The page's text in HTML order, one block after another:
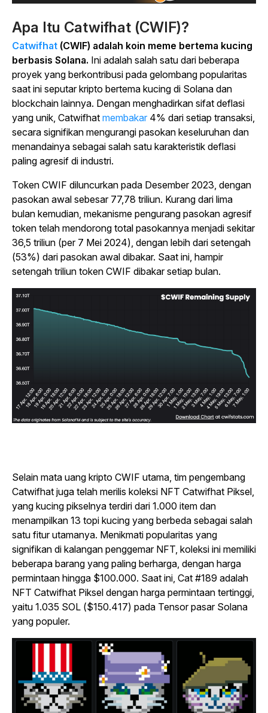
Apa Itu Catwifhat (CWIF)?
Catwifhat (CWIF) adalah koin meme bertema kucing
berbasis Solana. Ini adalah salah satu dari beberapa
proyek yang berkontribusi pada gelombang popularitas
saat ini seputar kripto bertema kucing di Solana dan
blockchain lainnya. Dengan menghadirkan sifat deflasi
yang unik, Catwifhat membakar 4% dari setiap transaksi,
secara signifikan mengurangi pasokan keseluruhan dan
menandainya sebagai salah satu karakteristik deflasi
paling agresif di industri.
Token CWIF diluncurkan pada Desember 2023, dengan
pasokan awal sebesar 77,78 triliun. Kurang dari lima
bulan kemudian, mekanisme pengurang pasokan agresif
token telah mendorong total pasokannya menjadi sekitar
36,5 triliun (per 7 Mei 2024), dengan lebih dari setengah
(53%) dari pasokan awal dibakar. Saat ini, hampir
setengah triliun token CWIF dibakar setiap bulan.
Selain mata uang kripto CWIF utama, tim pengembang
Catwifhat juga telah merilis koleksi NFT Catwifhat Piksel,
yang kucing pikselnya terdiri dari 1.000 item dan
menampilkan 13 topi kucing yang berbeda sebagai salah
satu fitur utamanya. Menikmati popularitas yang
signifikan di kalangan penggemar NFT, koleksi ini memiliki
beberapa barang yang paling berharga, dengan harga
permintaan hingga $100.000. Saat ini, Cat #189 adalah
NFT Catwifhat Piksel dengan harga permintaan tertinggi,
yaitu 1.035 SOL ($150.417) pada Tensor pasar Solana
yang populer.